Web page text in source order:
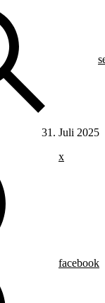
31. Juli 2025
x
facebook